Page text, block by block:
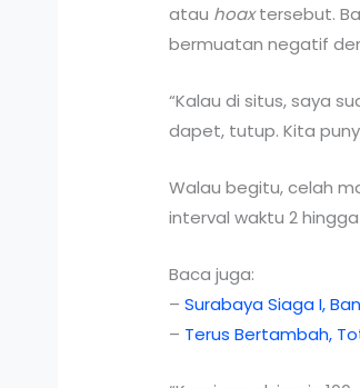
atau hoaxtersebut.
bermuatan negatif
“Kalau di situs, saya
dapet, tutup. Kita
Walau begitu, celah
interval waktu 2
Baca juga:
–Surabaya Siaga I,
– Terus Bertambah,